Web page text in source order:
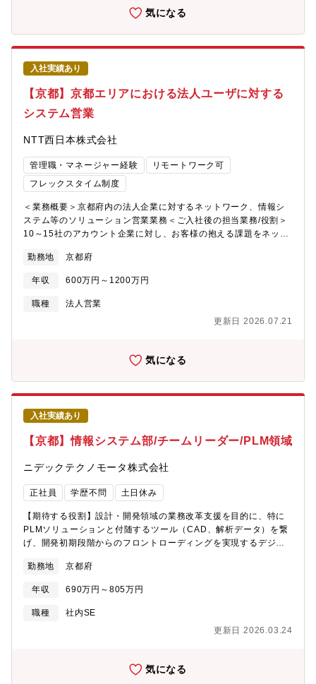
い方是非応募下さい。【中途採用比率】銀行経験者に限らず、
2024年度：20％ （2025年6月2日公表）【教育制度/資格補助】
ー活用あり 多様化するお客様のニーズに的確にお答えするべく
様々な資格取得を奨励（CFP,AFP,FP1/2級等） ※報奨金等の支
給有 企業内学校「京都銀行金融大学校」 eラーニング（Udemy
Business 受講料補助あり）
み】・預金、譲渡性預金…これまでの歴史から、挑戦し続けるこ
とにより、全国の地銀トップ10に入るまで成長しています。・店
舗数…2000年以降、店舗は50ヶ店以上新設し、全国174ヶ所とネ
ットワークを拡充しています。・連結自己資本比率…国内基準
12.56％と、法令に定められている健全な基準である4％を大きく
上回っています。・格付け…安全性、健全性を示す格付けランク
で、株式会社格付投資情報センターA、スタンダード＆プアーズ社
A-と、上位に位置する格付けを取得しています。【現在の挑戦】
京都府は、都道府県内企業に占める創業100年を超える老舗企業の
ンチャー企業が集まる非常に魅力的なエリアです。京都銀行は、
そんな魅力的な特徴を持つエリアでお客様と共に成長し、名だた
る京都企業からの良質な配当金収入もあり、株式含み益が地方銀
行内でトップクラスとなっております。当行の一番の強みはリス
クに対応し得る強固な財政基盤であり、銀行に求められる役割が
多様に変化する中でお客様に多様なソリューションをご提案する
べく、新たな挑戦を起こしていきます。2023年10月に京都フィナ
ンシャルグループを設立し、既存グループ会社の事業再構築や新
チャーの強化を通じたシナジー効果発揮を目指して、新たな挑戦
を続けています【定年】定年60歳 （定年再雇用後、65歳の応答
思いますが当行はお客様の接点は非常に重要であるとらえてお
り、中途採用も積極的に継続して参ります。バンカーとして腰を
経験者採用を積極的に実施してきており、採用者に占める比率
は、2024年度に20％となっています。・2022年度：12％、2023
年度：8％、2024年度：20％ （2025年6月2日公表）【教育制度/
資格補助】各種社内研修（階層別・業種別）・行外派遣 行内外へ
のトレーニー活用あり 多様化するお客様のニーズに的確にお答え
するべく様々な資格取得を奨励（CFP,AFP,FP1/2級等） ※報奨
金等の支給有 企業内学校「京都銀行金融大学校」 eラーニング
（Udemy Business 受講料補助あり）
気になる
入社実績あり
【京都】京都エリアにおける法人ユーザに対する
システム営業
NTT西日本株式会社
管理職・マネージャー経験
リモートワーク可
フレックスタイム制度
＜業務概要＞京都府内の法人企業に対するネットワーク、情報シ
ステム等のソリューション営業業務＜ご入社後の担当業務/役割＞
10～15社のアカウント企業に対し、お客様の抱える課題をネット
ンサルティングセールス業務【採用背景】NTT西日本グループが
取り組む「地域社会のデジタル化」の実現に向けて、京都エリア
における法人ビジネス拡大・顧客向けプロジェクトの体制の強化
に伴う採用となります。【職務内容】＜業務詳細＞主に製造、流
ンター/クラウド/ネットワークといった基盤サービスに最新技術等
などの各種サービスを最適に組み合わせ、次世代のコミュニケー
ションを創造し、お客様の経営課題解決、収益拡大に貢献するソ
リューション営業、コンサルティングセールスを担当頂きます上
記業務に従事後、中長期的にはご本人の希望、適性・パフォーマ
ンス等を踏まえ、下記業務に配属する場合がある。（尚、同社で
は 2回/年のアサインに関する上司との対話制度があり、入社後も
定期的に将来のキャリアに関する対話の場を設けています。）・
企業・公共機関等のお客様へ向けたコンサルティング、ICTソリュ
ーション提供に関わる業務・ 通信ネットワークの構築・運用・保
守、及びそれに関わる設備投資戦略策定業務・ アライアンスパー
トナーの開拓及び新サービス立ち上げサポートに関わる業務・そ
の他上記業務のサポート業務、及び新規サービス開発、研究開発
業務 など【就業環境】有給消化取得率98%（年間発給数：20
日）・平均残業時間月10.6時間の非常に働きやすい会社です。入
社3年後の定着率は97％で、平均勤続年数は男性24年、女性14年
る主体性・創造性の発揮および生産性の向上を目的とし,リモート
ートワーク率：57%（2022.7～2023.3累計/オフィスワーカーの
み/部門により変動あり）【求める人物像】・知的好奇心旺盛、飽
有し、意欲のある方・業界課題や技術トレンドにアンテナが高
ンテーマを導き出せる方・周囲メンバーとの円滑なコミュニケー
ションがが図れて、協調性と柔軟性を持ち、チームプレイがしっ
勤務地 京都府
年収 600万円～1200万円
職種
法人営業
更新日 2026.07.21
気になる
入社実績あり
【京都】情報システム部/チームリーダー/PLM領域
ニデックテクノモータ株式会社
正社員 学歴不問 土日休み
【期待する役割】設計・開発領域の業務改革支援を目的に、特に
PLMソリューションと付随するツール（CAD、解析データ）を繋
げ、開発初期段階からのフロントローディングを実現するデジタ
だく。【業務内容】・PLM系システム、解析やCAD活用等、中長
期のソリューションロードマップ検討、具現化プロジェクトメン
バーに参画＜最初にお任せすること＞・プロセス改革プロジェク
トへ参画、設計製造の知識・ITスキルを身に付け、PM・PL・
わせて、中長期の視点でのPLM領域以外のIT分野への戦略的ロー
るポジション【組織構成】情報システム部第1グループ（京都・福
井）: 企画、設計開発領域、情報基盤（M365、ワークフロー）を
勤務地 京都府
年収 690万円～805万円
職種
社内SE
更新日 2026.03.24
気になる